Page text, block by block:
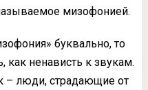
мизофонией.
буквально, то
как ненависть к звукам.
– люди, страдающие от